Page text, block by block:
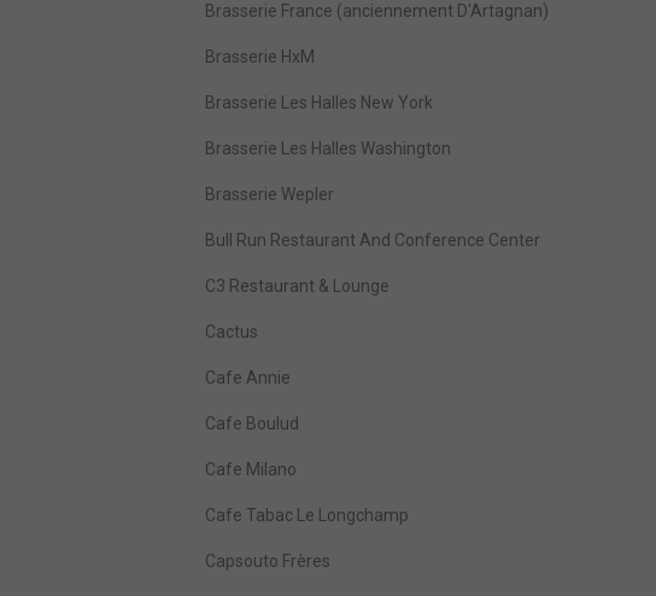
Brasserie France (anciennement D'Artagnan)
Brasserie HxM
Brasserie Les Halles New York
Brasserie Les Halles Washington
Brasserie Wepler
Bull Run Restaurant And Conference Center
C3 Restaurant & Lounge
Cactus
Cafe Annie
Cafe Boulud
Cafe Milano
Cafe Tabac Le Longchamp
Capsouto Frères